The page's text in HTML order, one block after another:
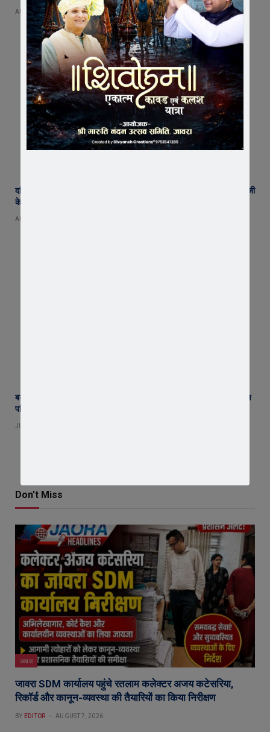
AUGUST 6, 2026
दतिया उपचुनाव में कांग्रेस की ऐतिहासिक जीत, जावरा में ढोल-नगाड़ों और आतिशबाजी
के साथ मनाया जश्न
AUGUST 3, 2026
बड़ावदा नगर परिषद में सियासी भूचाल : सभापति ने दिया इस्तीफा, अध्यक्ष और अध्यक्ष
पति पर लगाए गंभीर आरोप
JULY 27, 2026
Don't Miss
जावरा
जावरा SDM कार्यालय पहुंचे रतलाम कलेक्टर अजय कटेसरिया,
रिकॉर्ड और कानून-व्यवस्था की तैयारियों का किया निरीक्षण
BY EDITOR AUGUST 7, 2026